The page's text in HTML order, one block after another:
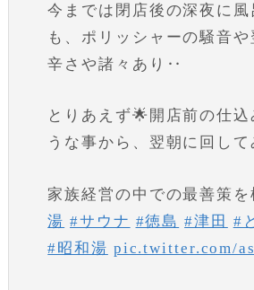
今までは閉店後の深夜に
も、ポリッシャーの騒音
辛さや諸々あり‥
とりあえず🌟開店前の仕
うな事から、翌朝に回し
家族経営の中での最善策
湯 #サウナ #徳島 #津田
#
#昭和湯 pic.twitter.com/